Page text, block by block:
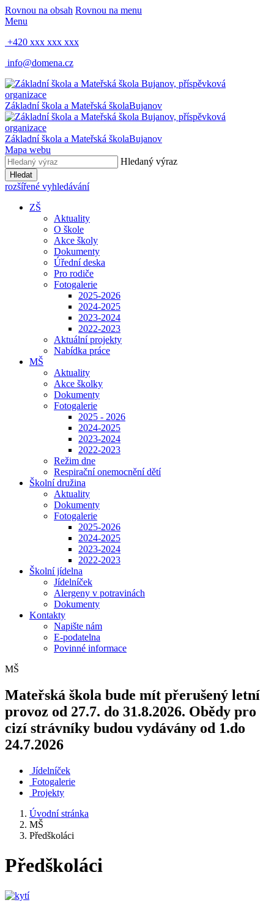
Rovnou na obsah Rovnou na menu
Menu
+420 xxx xxx xxx
info@domena.cz
Základní škola a Mateřská školaBujanov
Základní škola a Mateřská školaBujanov
Mapa webu
Hledaný výraz
Hledat
rozšířené vyhledávání
ZŠ
Aktuality
O škole
Akce školy
Dokumenty
Úřední deska
Pro rodiče
Fotogalerie
2025-2026
2024-2025
2023-2024
2022-2023
Aktuální projekty
Nabídka práce
MŠ
Aktuality
Akce školky
Dokumenty
Fotogalerie
2025 - 2026
2024-2025
2023-2024
2022-2023
Režim dne
Respirační onemocnění dětí
Školní družina
Aktuality
Dokumenty
Fotogalerie
2025-2026
2024-2025
2023-2024
2022-2023
Školní jídelna
Jídelníček
Alergeny v potravinách
Dokumenty
Kontakty
Napište nám
E-podatelna
Povinné informace
MŠ
Mateřská škola bude mít přerušený letní
provoz od 27.7. do 31.8.2026. Obědy pro
cizí strávníky budou vydávány od 1.do
24.7.2026
Jídelníček
Fotogalerie
Projekty
Úvodní stránka
MŠ
Předškoláci
Předškoláci